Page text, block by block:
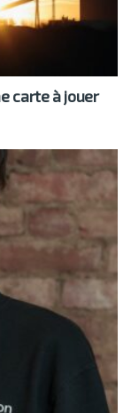
carte à jouer